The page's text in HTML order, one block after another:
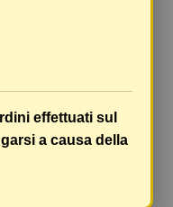
le spese di
per ognuno di
a vostro rischio,
protetti.
effettuati sul
a causa della